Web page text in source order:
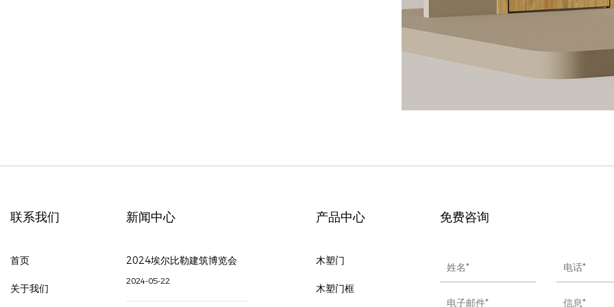
联系我们
首页
关于我们
新闻中心
2024埃尔比勒建筑博览会
2024-05-22
产品中心
木塑门
木塑门框
免费咨询